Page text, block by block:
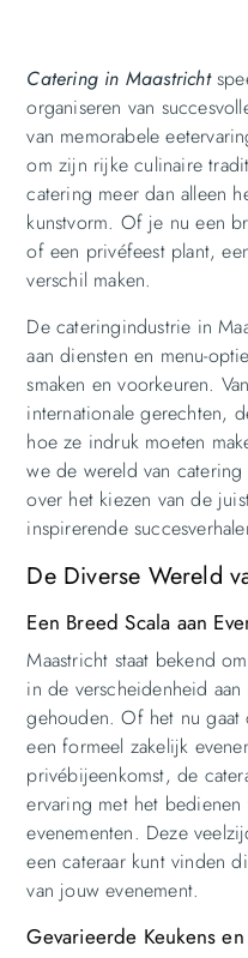
Catering in Maastricht
organiseren van
van memorabele
om zijn rijke culinaire
catering meer dan alleen
kunstvorm. Of je nu een
of een privéfeest plant,
verschil maken.
De cateringindustrie in
aan diensten en menu-
smaken en voorkeuren.
internationale gerechten,
hoe ze indruk moeten
we de wereld van
over het kiezen van de
inspirerende
De Diverse Wereld
Een Breed Scala aan
Maastricht staat bekend
in de verscheidenheid
gehouden. Of het nu
een formeel zakelijk
privébijeenkomst, de
ervaring met het bedienen
evenementen. Deze
een cateraar kunt vinden
van jouw evenement.
Gevarieerde Keukens en